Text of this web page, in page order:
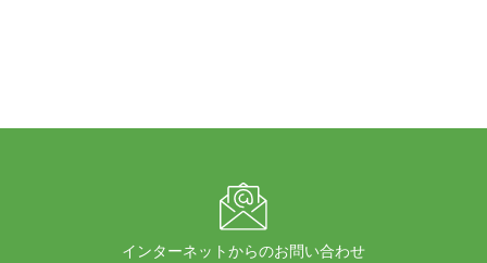
インターネットからのお問い合わせ